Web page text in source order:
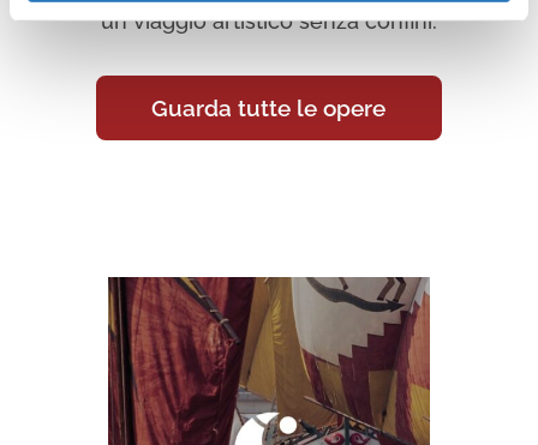
un viaggio artistico senza confini.
Guarda tutte le opere